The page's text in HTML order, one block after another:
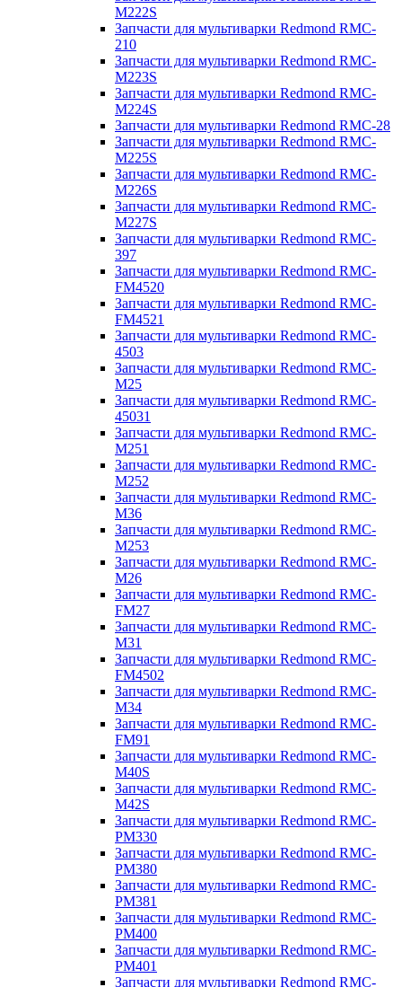
M222S
Запчасти для мультиварки Redmond RMC-
210
Запчасти для мультиварки Redmond RMC-
M223S
Запчасти для мультиварки Redmond RMC-
M224S
Запчасти для мультиварки Redmond RMC-28
Запчасти для мультиварки Redmond RMC-
M225S
Запчасти для мультиварки Redmond RMC-
M226S
Запчасти для мультиварки Redmond RMC-
M227S
Запчасти для мультиварки Redmond RMC-
397
Запчасти для мультиварки Redmond RMC-
FM4520
Запчасти для мультиварки Redmond RMC-
FM4521
Запчасти для мультиварки Redmond RMC-
4503
Запчасти для мультиварки Redmond RMC-
M25
Запчасти для мультиварки Redmond RMC-
45031
Запчасти для мультиварки Redmond RMC-
M251
Запчасти для мультиварки Redmond RMC-
M252
Запчасти для мультиварки Redmond RMC-
M36
Запчасти для мультиварки Redmond RMC-
M253
Запчасти для мультиварки Redmond RMC-
M26
Запчасти для мультиварки Redmond RMC-
FM27
Запчасти для мультиварки Redmond RMC-
M31
Запчасти для мультиварки Redmond RMC-
FM4502
Запчасти для мультиварки Redmond RMC-
M34
Запчасти для мультиварки Redmond RMC-
FM91
Запчасти для мультиварки Redmond RMC-
M40S
Запчасти для мультиварки Redmond RMC-
M42S
Запчасти для мультиварки Redmond RMC-
PM330
Запчасти для мультиварки Redmond RMC-
PM380
Запчасти для мультиварки Redmond RMC-
PM381
Запчасти для мультиварки Redmond RMC-
PM400
Запчасти для мультиварки Redmond RMC-
PM401
Запчасти для мультиварки Redmond RMC-